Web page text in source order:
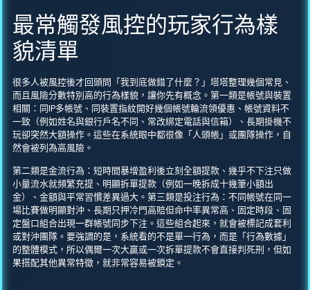
最常觸發風控的玩家行為樣
貌清單
很多人被風控後才回頭問「我到底做錯了什麼？」塔塔整理幾個常見、
而且風險分數特別高的行為樣貌，讓你先有概念。第一類是帳號與裝置
相關：同IP多帳號、同裝置指紋開好幾個帳號輪流領優惠、帳號資料不
一致（例如姓名與銀行戶名不同、常改綁定電話與信箱）、長期掛機不
玩卻突然大額操作。這些在系統眼中都很像「人頭帳」或團隊操作，自
然會被列為高風險。
第二類是金流行為：短時間暴增盈利後立刻全額提款、幾乎不下注只做
小量流水就頻繁充提、明顯拆單提款（例如一晚拆成十幾筆小額出
金）、金額與平常習慣差異過大。第三類是投注行為：不同帳號在同一
場比賽做明顯對沖、長期只押冷門高賠但命中率異常高、固定時段、固
定盤口組合出現一群帳號同步下注。這些組合起來，就會被標記成套利
或對沖團隊。要強調的是，系統看的不是單一行為，而是「行為數據」
的整體模式，所以偶爾一次大贏或一次拆單提款不會直接判死刑，但如
果搭配其他異常特徵，就非常容易被鎖定。